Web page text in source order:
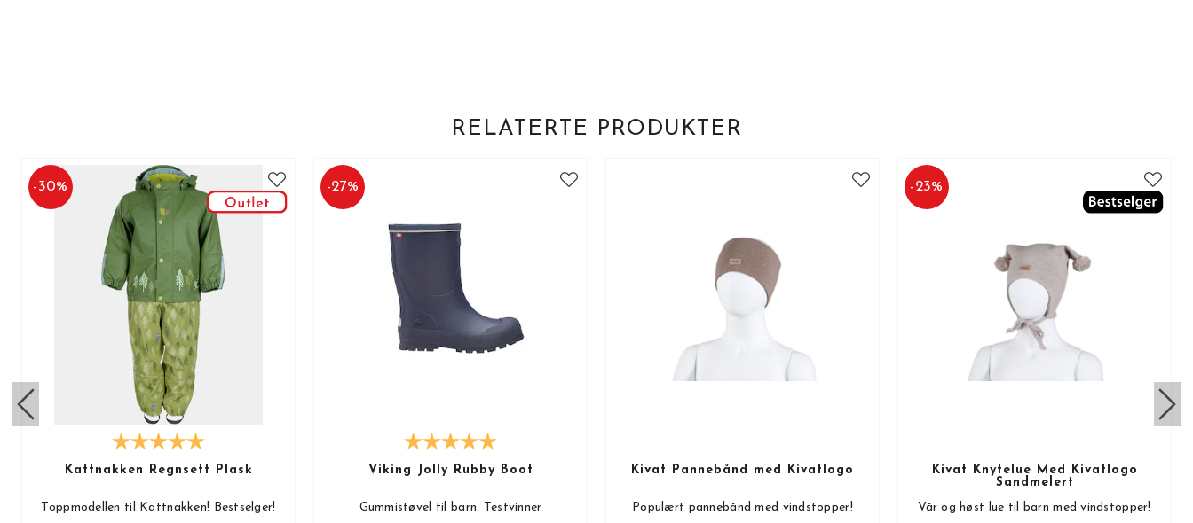
RELATERTE PRODUKTER
-30%
Kattnakken Regnsett Plask
Toppmodellen til Kattnakken! Bestselger!
-27%
Viking Jolly Rubby Boot
Gummistøvel til barn. Testvinner
Kivat Pannebånd med Kivatlogo
Populært pannebånd med vindstopper!
-23%
Kivat Knytelue Med Kivatlogo
Sandmelert
Vår og høst lue til barn med vindstopper!